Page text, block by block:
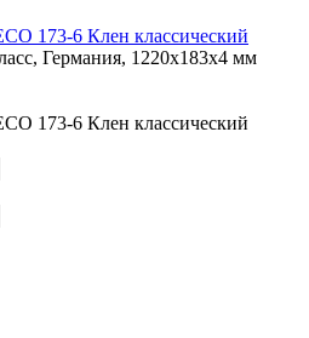
173-6 Клен классический
Германия, 1220x183x4 мм
173-6 Клен классический